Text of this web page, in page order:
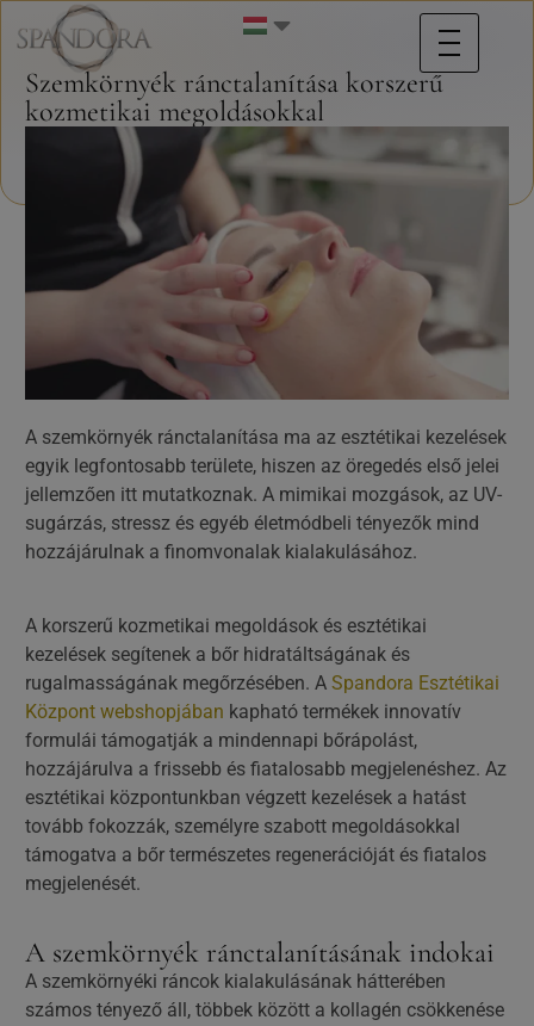
Szemkörnyék ránctalanítása korszerű
kozmetikai megoldásokkal
A szemkörnyék ránctalanítása ma az esztétikai kezelések
egyik legfontosabb területe, hiszen az öregedés első jelei
jellemzően itt mutatkoznak. A mimikai mozgások, az UV-
sugárzás, stressz és egyéb életmódbeli tényezők mind
hozzájárulnak a finomvonalak kialakulásához.
A korszerű kozmetikai megoldások és esztétikai
kezelések segítenek a bőr hidratáltságának és
rugalmasságának megőrzésében. A Spandora Esztétikai
Központ webshopjában kapható termékek innovatív
formulái támogatják a mindennapi bőrápolást,
hozzájárulva a frissebb és fiatalosabb megjelenéshez. Az
esztétikai központunkban végzett kezelések a hatást
tovább fokozzák, személyre szabott megoldásokkal
támogatva a bőr természetes regenerációját és fiatalos
megjelenését.
A szemkörnyék ránctalanításának indokai
A szemkörnyéki ráncok kialakulásának hátterében
számos tényező áll, többek között a kollagén csökkenése